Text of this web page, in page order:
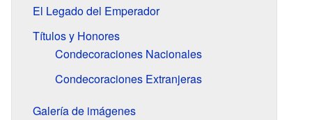
El Legado del Emperador
Títulos y Honores
Condecoraciones Nacionales
Condecoraciones Extranjeras
Galería de imágenes